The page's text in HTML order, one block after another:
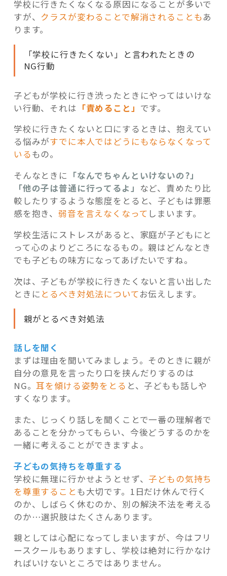
学校に行きたくなくなる原因になることが多いで
すが、 クラスが変わることで解消されることもあ
ります。
「学校に行きたくない」と言われたときの
NG行動
子どもが学校に行き渋ったときにやってはいけな
い行動、それは 「責めること」 です。
学校に行きたくないと口にするときは、抱えてい
る悩みがすでに本人ではどうにもならなくなって
いるもの。
そんなときに 「なんでちゃんといけないの?」
「他の子は普通に行ってるよ」 など、責めたり比
較したりするような態度をとると、子どもは罪悪
感を抱き、弱音を言えなくなって しまいます。
学校生活にストレスがあると、家庭が子どもにと
って心のよりどころになるもの。親はどんなとき
でも子どもの味方になってあげたいですね。
次は、子どもが学校に行きたくないと言い出した
ときに とるべき対処法についてお伝えします。
親がとるべき対処法
話しを聞く
まずは理由を聞いてみましょう。そのときに親が
自分の意見を言ったり口を挟んだりするのは
NG。耳を傾ける姿勢をとる と、子どもも話しや
すくなります。
また、じっくり話しを聞くことで一番の理解者で
あることを分かってもらい、今後どうするのかを
一緒に考えることができますよ。
子どもの気持ちを尊重する
学校に無理に行かせようとせず、子どもの気持ち
を尊重することも大切です。1日だけ休んで行く
のか、しばらく休むのか、別の解決不法を考える
のか…選択肢はたくさんあります。
親としては心配になってしまいますが、今はフリ
ースクールもありますし、学校は絶対に行かなけ
ればいけないところではありません。